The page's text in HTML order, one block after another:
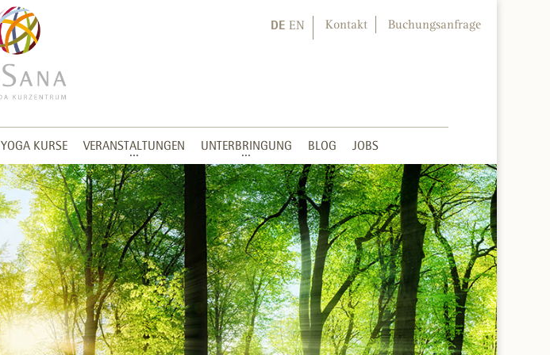
YOGA KURSE VERANSTALTUNGEN UNTERBRINGUNG BLOG JOBS
DE EN Kontakt Buchungsanfrage